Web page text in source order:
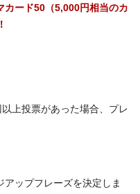
ード50（5,000円相当のカ
上投票があった場合、プレ
ップフレーズを決定しま